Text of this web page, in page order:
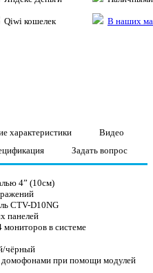
Qiwi кошелек В наших
характеристики
Видео
Задать вопрос
4” (10см)
CTV-D10NG
панелей
в системе
чёрный
при помощи модулей